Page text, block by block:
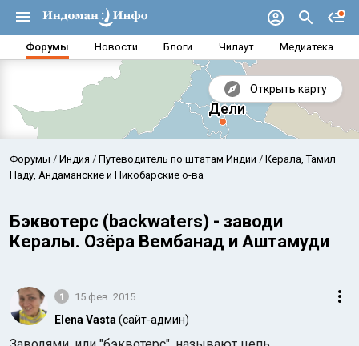
Форумы Новости Блоги Чилаут Медиатека
Открыть карту
Аравийское море
Форумы Индия Путеводитель по штатам Индии
Керала, Тамил
Наду, Андаманские и Никобарские о-ва
Бэквотерс (backwaters) - заводи
Кералы. Озёра Вембанад и Аштамуди
1 15 фев. 2015
Elena Vasta (сайт-админ)